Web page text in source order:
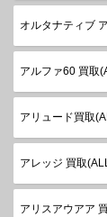
オルタナティブ
アルファ60 買取
アリュード買取
アレッジ 買取
アリスアウアア